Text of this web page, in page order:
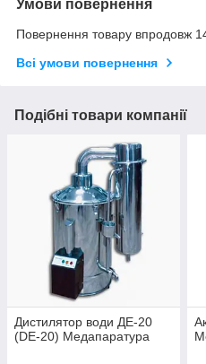
Умови повернення
Повернення товару впродовж
Всі умови повернення
Подібні товари компанії
Дистилятор води ДЕ-20
(DE-20) Медапаратура